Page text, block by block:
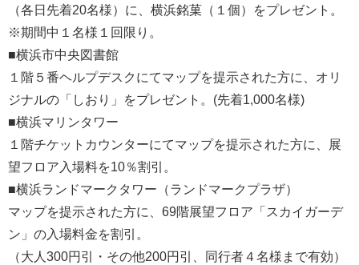
（各日先着20名様）に、横浜銘菓（１個）をプレゼント。
※期間中１名様１回限り。
■横浜市中央図書館
１階５番ヘルプデスクにてマップを提示された方に、オリ
ジナルの「しおり」をプレゼント。(先着1,000名様)
■横浜マリンタワー
１階チケットカウンターにてマップを提示された方に、展
望フロア入場料を10％割引。
■横浜ランドマークタワー（ランドマークプラザ）
マップを提示された方に、69階展望フロア「スカイガーデ
ン」の入場料金を割引。
（大人300円引・その他200円引、同行者４名様まで有効）